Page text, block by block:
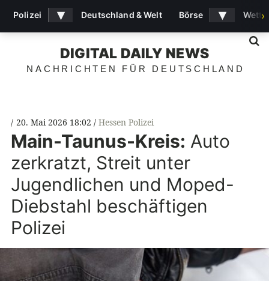
DIGITAL DAILY NEWS
NACHRICHTEN FÜR DEUTSCHLAND
20. Mai 2026 18:02 Hessen Polizei
Main-Taunus-Kreis: Auto
zerkratzt, Streit unter
Jugendlichen und Moped-
Diebstahl beschäftigen
Polizei
Polizei ▾ Deutschland & Welt Börse ▾ ›